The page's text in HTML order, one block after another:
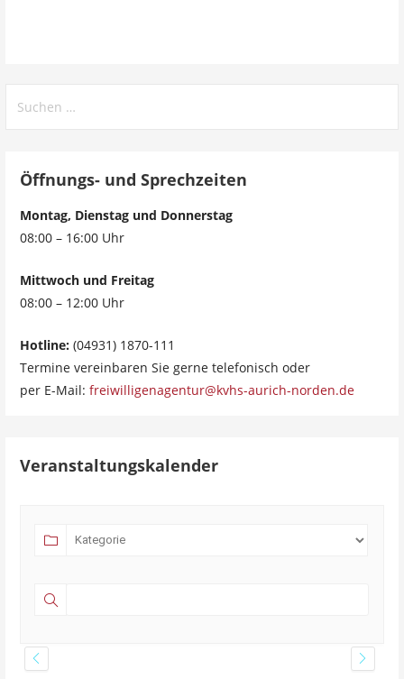
Öffnungs- und Sprechzeiten
Montag, Dienstag und Donnerstag
08:00 – 16:00 Uhr
Mittwoch und Freitag
08:00 – 12:00 Uhr
Hotline: (04931) 1870-111
Termine vereinbaren Sie gerne telefonisch oder
per E-Mail:freiwilligenagentur@kvhs-aurich-norden.de
Veranstaltungskalender